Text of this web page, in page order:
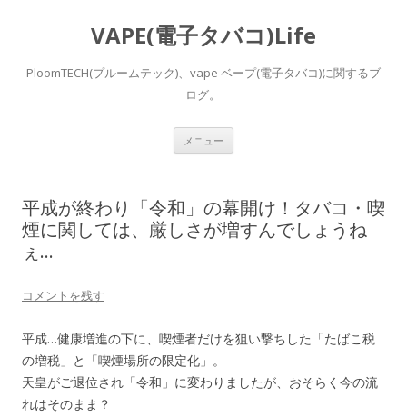
VAPE(電子タバコ)Life
PloomTECH(プルームテック)、vape ベープ(電子タバコ)に関するブ
ログ。
メニュー
へ
ス
キ
ッ
平成が終わり「令和」の幕開け！タバコ・喫
煙に関しては、厳しさが増すんでしょうね
ぇ…
コメントを残す
平成…健康増進の下に、喫煙者だけを狙い撃ちした「たばこ税
の増税」と「喫煙場所の限定化」。
天皇がご退位され「令和」に変わりましたが、おそらく今の流
れはそのまま？